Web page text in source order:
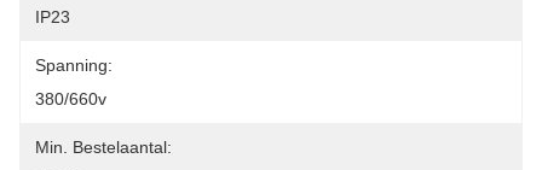
IP23
Spanning:
380/660v
Min. Bestelaantal: